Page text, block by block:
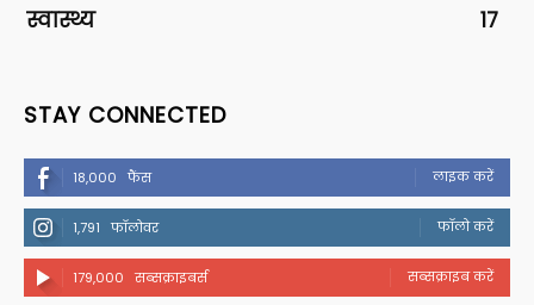
स्वास्थ्य
17
STAY CONNECTED
18,000 फैंस लाइक करें
1,791 फॉलोवर फॉलो करें
179,000 सब्सक्राइबर्स सब्सक्राइब करें